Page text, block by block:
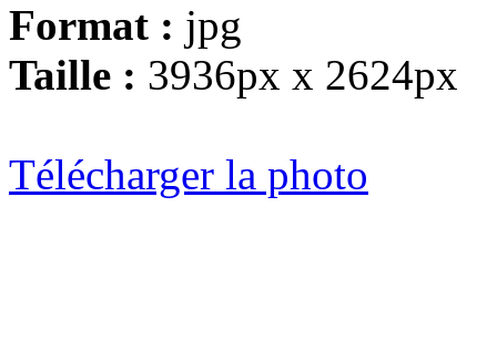
Format : jpg
Taille : 3936px x 2624px
Télécharger la photo